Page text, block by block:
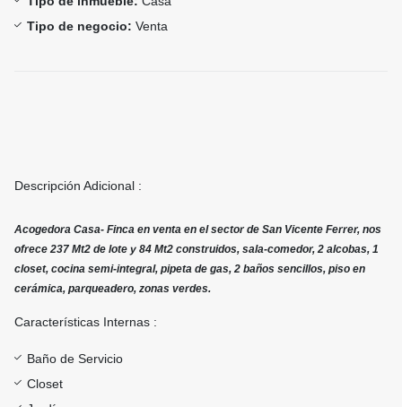
Tipo de negocio: Venta
Descripción Adicional :
Acogedora Casa- Finca en venta en el sector de San Vicente Ferrer, nos
ofrece 237 Mt2 de lote y 84 Mt2 construidos, sala-comedor, 2 alcobas, 1
closet, cocina semi-integral, pipeta de gas, 2 baños sencillos, piso en
cerámica, parqueadero, zonas verdes.
Características Internas :
Baño de Servicio
Closet